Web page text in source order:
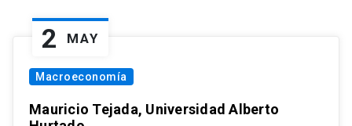
2 MAY
Macroeconomía
Mauricio Tejada, Universidad Alberto